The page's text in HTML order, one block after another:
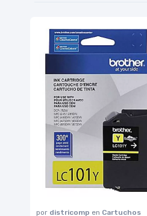
por districomp en Cartuchos